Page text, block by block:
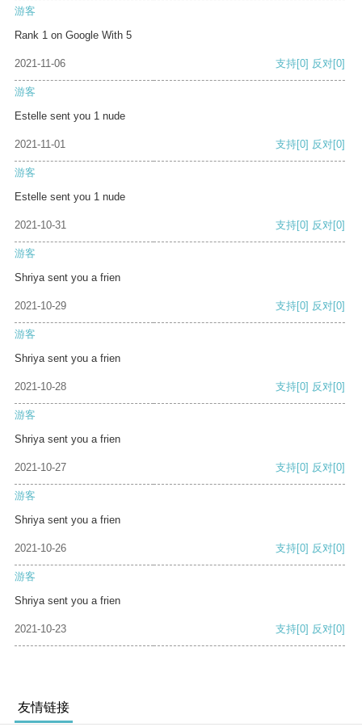
游客
Rank 1 on Google With 5
2021-11-06 支持[0] 反对[0]
游客
Estelle sent you 1 nude
2021-11-01 支持[0] 反对[0]
游客
Estelle sent you 1 nude
2021-10-31 支持[0] 反对[0]
游客
Shriya sent you a frien
2021-10-29 支持[0] 反对[0]
游客
Shriya sent you a frien
2021-10-28 支持[0] 反对[0]
游客
Shriya sent you a frien
2021-10-27 支持[0] 反对[0]
游客
Shriya sent you a frien
2021-10-26 支持[0] 反对[0]
游客
Shriya sent you a frien
2021-10-23 支持[0] 反对[0]
友情链接